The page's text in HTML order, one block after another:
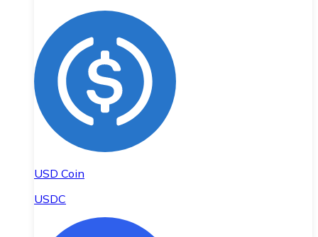
USD Coin
USDC